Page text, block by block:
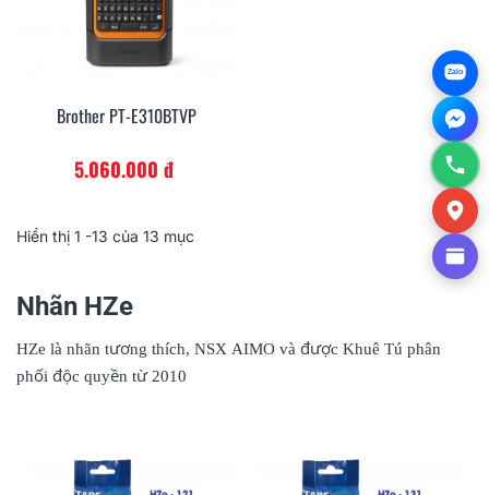
Brother PT-E310BTVP
5.060.000 đ
Hiển thị 1 -13 của 13 mục
Nhãn HZe
HZe là nhãn tương thích, NSX AIMO và được Khuê Tú phân
phối độc quyền từ 2010
Zalo